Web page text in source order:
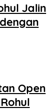
Jalin
Open